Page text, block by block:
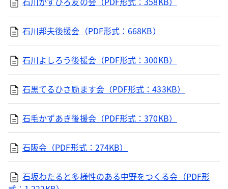
石川邦夫後援会（PDF形式：668KB）
石川よしろう後援会（PDF形式：300KB）
石黒てるひさ励ます会（PDF形式：433KB）
石毛かずあき後援会（PDF形式：370KB）
石阪会（PDF形式：274KB）
石坂わたると多様性のある中野をつくる会（PDF形